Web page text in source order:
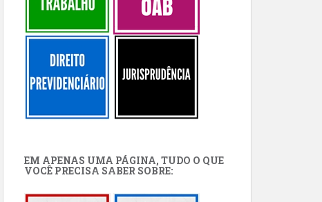
EM APENAS UMA PÁGINA, TUDO O QUE
VOCÊ PRECISA SABER SOBRE: